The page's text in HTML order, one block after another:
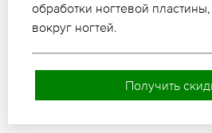
обработки ногтевой
вокруг ногтей.
Получить